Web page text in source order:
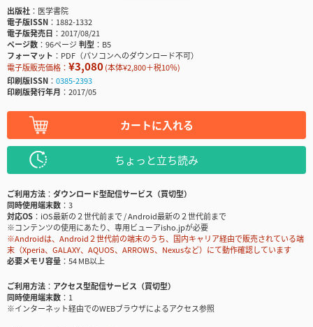
出版社
医学書院
電子版ISSN
1882-1332
電子版発売日
2017/08/21
ページ数
96ページ判型
B5
フォーマット
PDF（パソコンへのダウンロード不可）
電子版販売価格： ¥3,080(本体¥2,800＋税10％)
印刷版ISSN
0385-2393
印刷版発行年月
2017/05
カートに入れる
ちょっと立ち読み
ご利用方法
ダウンロード型配信サービス（買切型）
同時使用端末数
3
対応OS
iOS最新の２世代前まで / Android最新の２世代前まで
※コンテンツの使用にあたり、専用ビューアisho.jpが必要
※Androidは、Android２世代前の端末のうち、国内キャリア経由で販売されている端
末（Xperia、GALAXY、AQUOS、ARROWS、Nexusなど）にて動作確認しています
必要メモリ容量
54 MB以上
ご利用方法
アクセス型配信サービス（買切型）
同時使用端末数
1
※インターネット経由でのWEBブラウザによるアクセス参照